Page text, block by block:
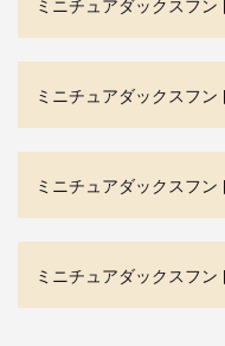
ミニチュアダックスフ
ミニチュアダックスフ
ミニチュアダックスフン